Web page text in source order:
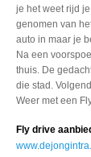
je het weet rijd
genomen van
auto in maar je
Na een
thuis. De
die stad.
Weer met een
Fly drive